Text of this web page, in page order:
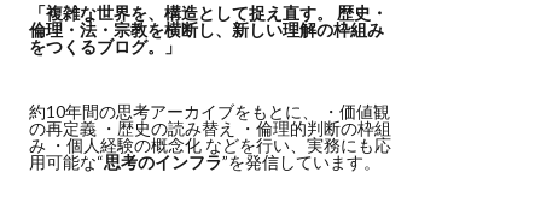
「複雑な世界を、構造として捉え直す。
歴史・
倫理・法・宗教を横断し、新しい理解の枠組み
をつくるブログ。」
約10年間の思考アーカイブをもとに、 ・価値観
の再定義 ・歴史の読み替え ・倫理的判断の枠組
み ・個人経験の概念化 などを行い、実務にも応
用可能な“思考のインフラ”を発信しています。